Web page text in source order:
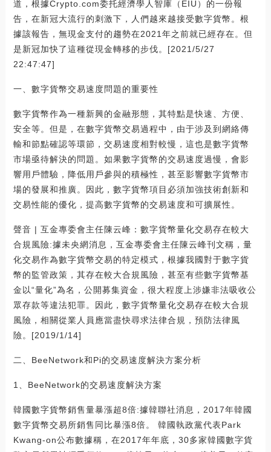
道，根據Crypto.com委托經濟學人智庫（EIU）的一份報
告，在新冠大流行的刺激下，人們越來越接受數字貨幣。根
據該報告，無現金支付的趨勢在2021年之前就已經存在。但
是新冠加快了這種從現金轉移的步伐。[2021/5/27
22:47:47]
一、數字貨幣交易速度問題的重要性
數字貨幣作為一種新興的金融形態，其特點是快速、方便、
安全等。但是，在數字貨幣交易過程中，由于涉及到網絡傳
輸和節點確認等環節，交易速度相對較慢，這也是數字貨幣
市場亟待解決的問題。如果數字貨幣的交易速度過慢，會影
響用戶體驗，降低用戶參與的積極性，甚至影響數字貨幣市
場的發展和推廣。因此，數字貨幣項目必須加強技術創新和
交易性能的優化，提高數字貨幣的交易速度和可擴展性。
聲音 | 互金專委會主任陳云峰：數字貨幣量化交易存在較大
合規風險:據未央網消息，互金專委會主任陳云峰刊文稱，量
化交易作為數字貨幣交易的特定模式，根據我國對于數字貨
幣的監管政策，其存在較大合規風險，甚至有些數字貨幣基
金以“量化”為名，公開募集資金，很大程度上涉嫌非法吸收公
眾存款等違法犯罪。因此，數字貨幣量化交易存在較大合規
風險，相關從業人員應當盡快尋求法律合規，預防法律風
險。[2019/1/14]
二、BeeNetwork和Pi的交易速度解決方案分析
1、BeeNetwork的交易速度解決方案
韓國數字貨幣銷售量暴漲超8倍:據韓聯社消息，2017年韓國
數字貨幣交易所銷售同比暴漲8倍。 韓國執政黨代表Park
Kwang-on公布數據稱，在2017年年底，30多家韓國數字貨